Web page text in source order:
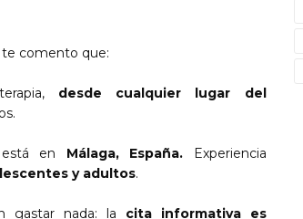
te comento que:
desde cualquier lugar del
está en Málaga, España.
Experiencia
y adultos.
gastar nada: la cita informativa es